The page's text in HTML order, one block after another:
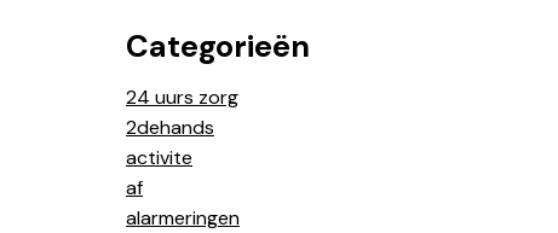
Categorieën
24 uurs zorg
2dehands
activite
af
alarmeringen